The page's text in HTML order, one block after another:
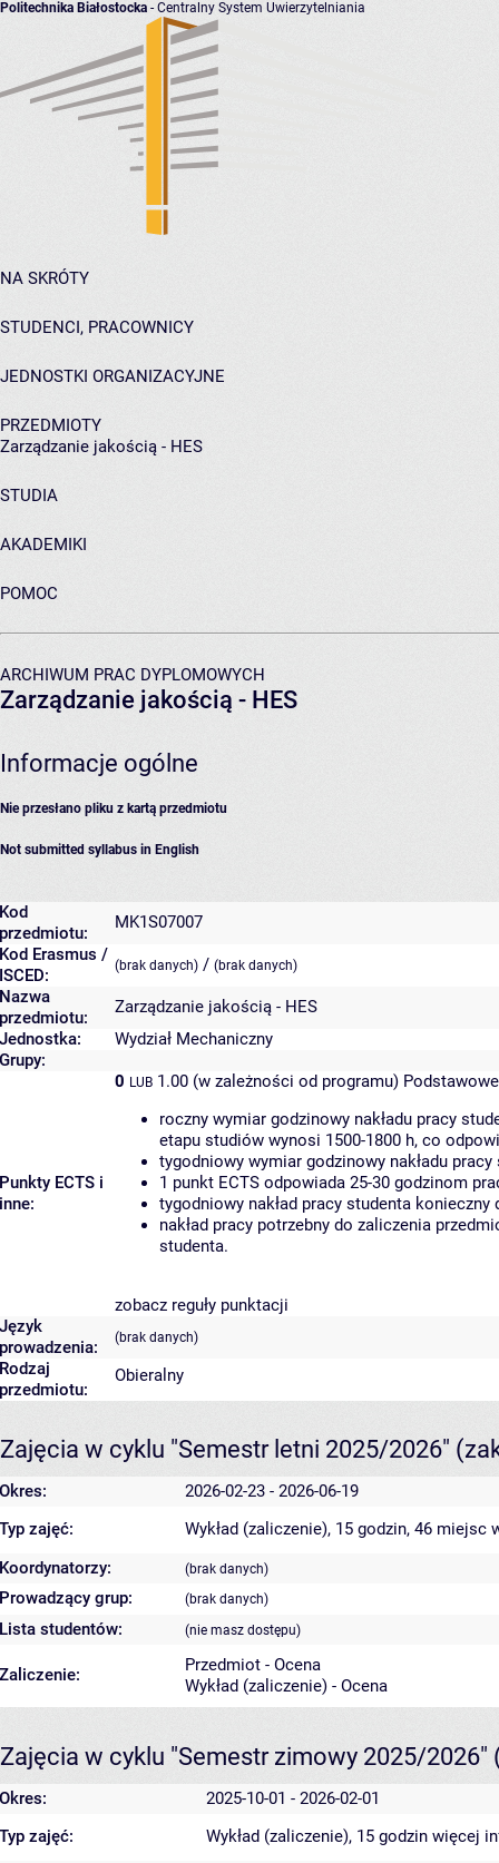
Politechnika Białostocka - Centralny System Uwierzytelniania
NA SKRÓTY
STUDENCI, PRACOWNICY
JEDNOSTKI ORGANIZACYJNE
PRZEDMIOTY
Zarządzanie jakością - HES
STUDIA
AKADEMIKI
POMOC
ARCHIWUM PRAC DYPLOMOWYCH
Zarządzanie jakością - HES
Informacje ogólne
Nie przesłano pliku z kartą przedmiotu
Not submitted syllabus in English
Kod
przedmiotu:
MK1S07007
Kod Erasmus /
ISCED:
(brak danych) / (brak danych)
Nazwa
przedmiotu:
Zarządzanie jakością - HES
Jednostka:
Wydział Mechaniczny
Grupy:
Punkty ECTS i
inne:
0 LUB 1.00 (w zależności od programu)
roczny wymiar godzinowy nakładu pracy
etapu studiów wynosi 1500-1800 h, co
tygodniowy wymiar godzinowy nakładu
1 punkt ECTS odpowiada 25-30 godzinom
tygodniowy nakład pracy studenta
nakład pracy potrzebny do zaliczenia
studenta.
zobacz reguły punktacji
Język
prowadzenia:
(brak danych)
Rodzaj
przedmiotu:
Obieralny
Zajęcia w cyklu "Semestr letni 2025/2026"
Okres:
2026-02-23 - 2026-06-19
Typ zajęć:
Wykład (zaliczenie), 15 godzin, 46 miejsc
Koordynatorzy:
(brak danych)
Prowadzący grup: (brak danych)
Lista studentów: (nie masz dostępu)
Zaliczenie:
Przedmiot - Ocena
Wykład (zaliczenie) - Ocena
Zajęcia w cyklu "Semestr zimowy 2025/2026"
Okres:
2025-10-01 - 2026-02-01
Typ zajęć:
Wykład (zaliczenie), 15 godzin więcej